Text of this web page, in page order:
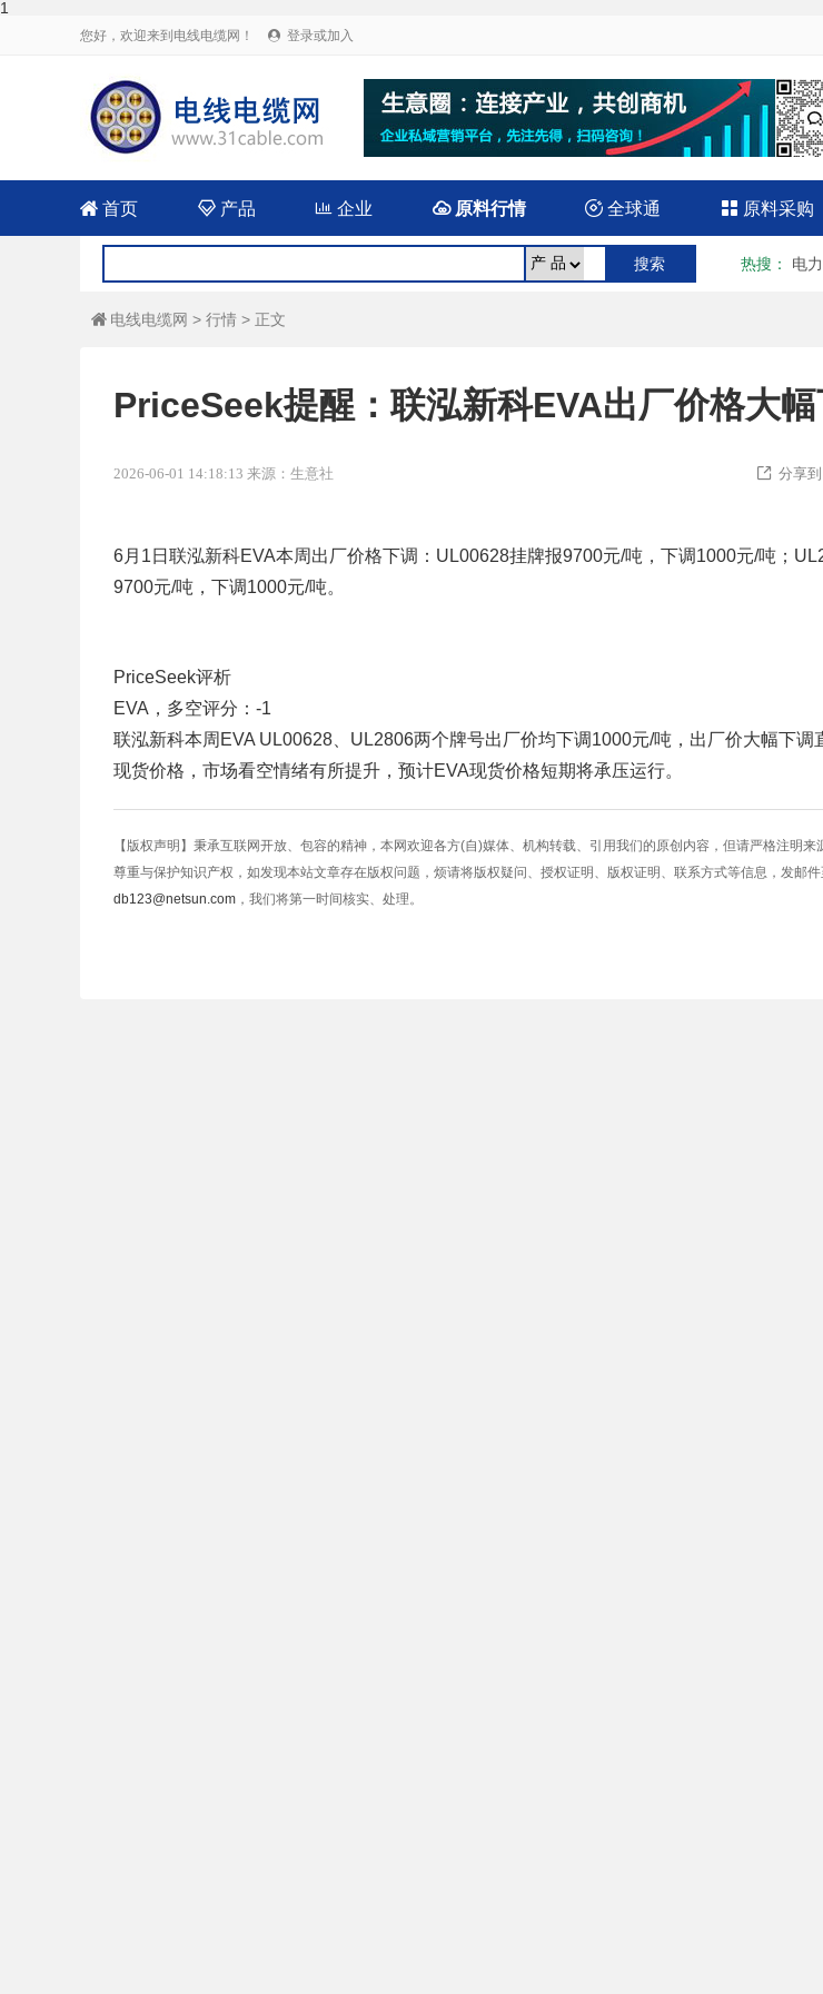
1
您好，欢迎来到电线电缆网！  登录或加入
 首页 产品  企业 原料行情  全球通  原料采购
热搜 ： 电
 电线电缆网 > 行情 > 正文
PriceSeek提醒：联泓新科EVA出厂价格大幅
2026-06-01 14:18:13 来源：生意社  分享到
6月1日联泓新科EVA本周出厂价格下调：UL00628挂牌报9700元/吨，下调1000元/吨；
9700元/吨，下调1000元/吨。
PriceSeek评析
EVA，多空评分：-1
联泓新科本周EVA UL00628、UL2806两个牌号出厂价均下调1000元/吨，出厂价大幅下调
现货价格，市场看空情绪有所提升，预计EVA现货价格短期将承压运行。
【版权声明】秉承互联网开放、包容的精神，本网欢迎各方(自)媒体、机构转载、引用我们的原创内容，但请严格注明来
尊重与保护知识产权，如发现本站文章存在版权问题，烦请将版权疑问、授权证明、版权证明、联系方式等信息，发邮件
db123@netsun.com ，我们将第一时间核实、处理。